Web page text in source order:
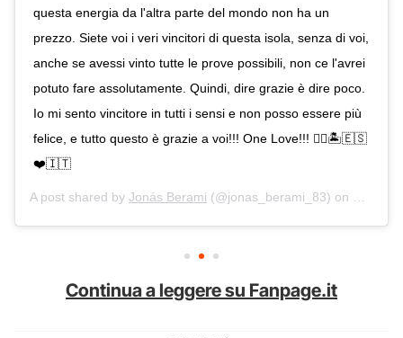
questa energia da l'altra parte del mondo non ha un
prezzo. Siete voi i veri vincitori di questa isola, senza di voi,
anche se avessi vinto tutte le prove possibili, non ce l'avrei
potuto fare assolutamente. Quindi, dire grazie è dire poco.
Io mi sento vincitore in tutti i sensi e non posso essere più
felice, e tutto questo è grazie a voi!!! One Love!!! ✌🏾️🏝🇪🇸
❤️🇮🇹
A post shared by Jonás Berami (@jonas_berami_83) on
Continua a leggere su Fanpage.it